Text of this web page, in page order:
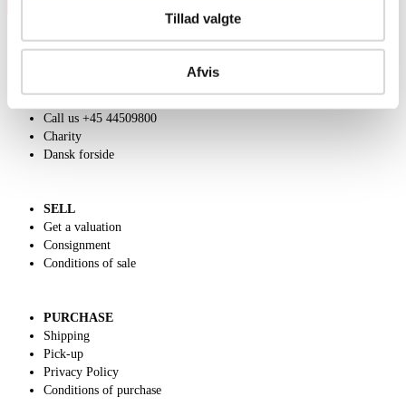
Tillad valgte
Afvis
Call us +45 44509800
Charity
Dansk forside
SELL
Get a valuation
Consignment
Conditions of sale
PURCHASE
Shipping
Pick-up
Privacy Policy
Conditions of purchase